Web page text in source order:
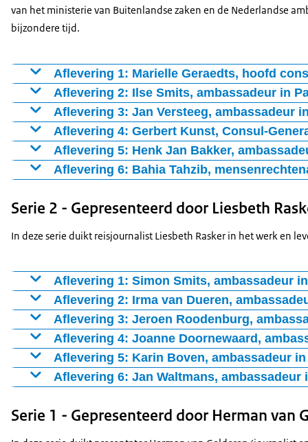
van het ministerie van Buitenlandse zaken en de Nederlandse
bijzondere tijd.
Aflevering 1: Marielle Geraedts, hoofd
Marielle Geraedts is hoofd consulaire
in het buitenland. Toen de coronacrisis begon en
aan de bak om alle getroffen Nederlanders veilig naar
Aflevering 2: Ilse Smits, ambassadeur in
Ilse Smits is ambassadeur in Panama, een land dat
lockdown zit. Honderden Nederlanders moesten vanuit
gebracht worden én er werd in het geheim een
er alles over.
Aflevering 3: Jan Versteeg, ambassadeur
Dit keer bellen we met Jan Versteeg, hij is onze
nu even in Nederland. Hij vertelt over de surrealistische
met ons vooruit: kunnen we deze zomer weer op vakantie
Aflevering 4: Gerbert Kunst, Consul-
Gerbert Kunst is Consul-Generaal in San Francisco en
ondernemers in de VS. Hoe beïnvloedt de coronacrisis
Aflevering 5: Henk Jan Bakker,
Henk Jan Bakker videobelt met ons vanuit zijn huis in
Oeganda geleerd van eerdere virusuitbraken?
Aflevering 6: Bahia Tahzib,
mensenrechtenambassadeur voor dat we ze juist niet uit
Serie 2 - Gepresenteerd door Liesbeth
In deze serie duikt reisjournalist Liesbeth Rasker in het werk en
Aflevering 1: Simon Smits, ambassadeur
Aflevering 2: Irma van Dueren,
Aflevering 3: Jeroen Roodenburg,
Vergroot afbeelding Jeroen Roodenburg, ambassadeur Colombia
Aflevering 4: Joanne Doornewaard,
Vergroot afbeelding JoaJoanne Doornewaard, ambassadeur in
Aflevering 5: Karin Boven, ambassadeur
Aflevering 6: Jan Waltmans, ambassadeur
Serie 1 - Gepresenteerd door Herman van